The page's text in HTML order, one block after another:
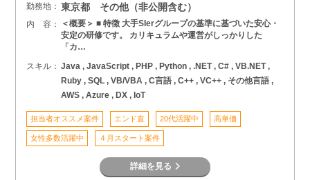
勤務地： 東京都 その他（非公開含む）
内 容：
＜概要＞ ■ 特徴 大手SIerグループの基準に基づいた安心・
安定の研修です。 カリキュラムや運営がしっかりした
「カ…
スキル： Java , JavaScript , PHP , Python , .NET , C# , VB.NET ,
Ruby , SQL , VB/VBA , C言語 , C++ , VC++ , その他言語 ,
AWS , Azure , DX , IoT
担当者オススメ案件 エンド直 20代活躍中 高単価
女性多数活躍中 ４月スタート案件
詳細を見る